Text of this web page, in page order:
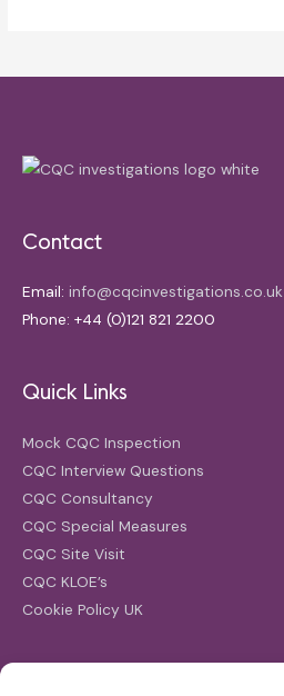
Contact
Email: info@cqcinvestigations.co.uk
Phone: +44 (0)121 821 2200
Quick Links
Mock CQC Inspection
CQC Interview Questions
CQC Consultancy
CQC Special Measures
CQC Site Visit
CQC KLOE’s
Cookie Policy UK